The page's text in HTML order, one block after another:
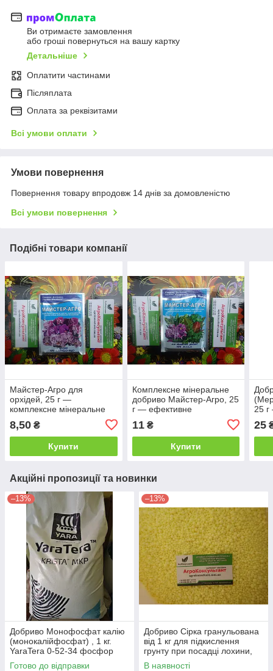
Ви отримаєте замовлення
або гроші повернуться на вашу картку
Детальніше
Оплатити частинами
Післяплата
Оплата за реквізитами
Всі умови оплати
Умови повернення
Повернення товару впродовж 14 днів за домовленістю
Всі умови повернення
Подібні товари компанії
Майстер-Агро для
орхідей, 25 г —
комплексне мінеральне
8,50 ₴
Купити
Комплексне мінеральне
добриво Майстер-Агро, 25
г — ефективне
для кімнатних рослин
11₴
Купити
25
25
Акційні пропозиції та новинки
–13%
Добриво Монофосфат калію
(монокалійфосфат) , 1 кг.
YaraTera 0-52-34 фосфор
P52%, калій K34% добриво
Готово до відправки
–13%
Добриво Сірка гранульована
від 1 кг для підкислення
грунту при посадці лохини,
гортензії
В наявності